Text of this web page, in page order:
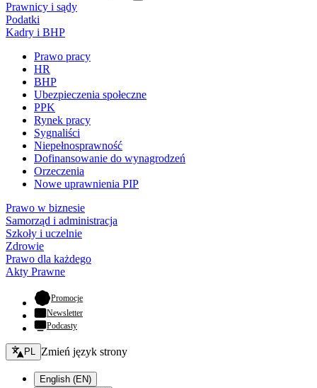
Prawnicy i sądy
Podatki
Kadry i BHP
Prawo pracy
HR
BHP
Ubezpieczenia społeczne
PPK
Rynek pracy
Sygnaliści
Niepełnosprawność
Dofinansowanie do wynagrodzeń
Orzeczenia
Nowe uprawnienia PIP
Prawo w biznesie
Samorząd i administracja
Szkoły i uczelnie
Zdrowie
Prawo dla każdego
Akty Prawne
Promocje- otwiera się w nowej karcie
Newsletter
Podcasty
Zmień język - bieżący:
PL Zmień język strony
English (EN)